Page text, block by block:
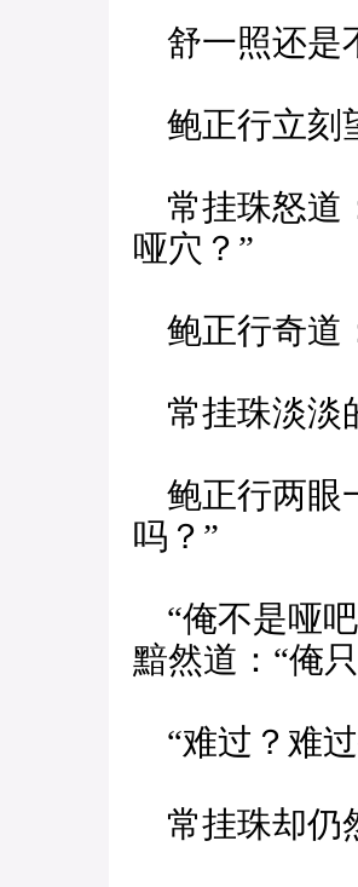
舒一照还是
鲍正行立刻
常挂珠怒道
哑穴？”
鲍正行奇道
常挂珠淡淡
鲍正行两眼
吗？”
“俺不是哑
黯然道：“俺
“难过？难
常挂珠却仍